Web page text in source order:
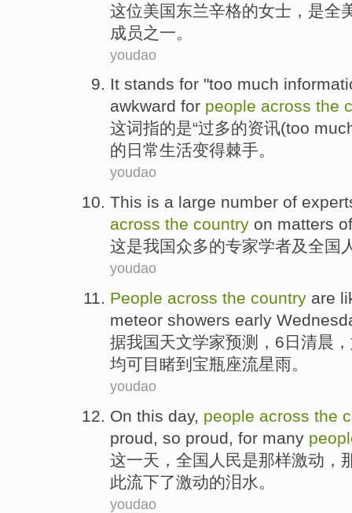
这位美国东兰辛格的女士 ， 是全
成员之一 。
youdao
It stands for "too much
awkward for people across the
这词指的是“过多的资讯(too
的 日常生活变得棘手。
youdao
This is a large number of
across the country on matters
这是我国众多的专家学者及全国
youdao
People across the country are
meteor showers early
据我国天文学家预测，6 日 清晨
均可目睹到 宝瓶座流星雨。
youdao
On this day, people across the
proud, so proud, for many
这一天 ， 全国 人民是那样激动 ，
此流下了激动的泪水。
youdao